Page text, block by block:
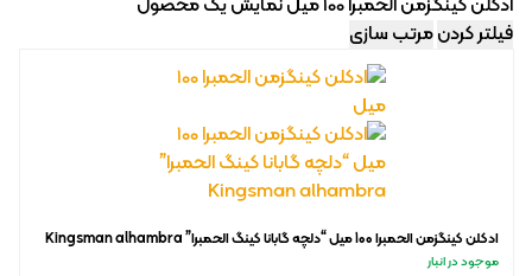
ادکلن کینگزمن الحمبرا 100 میل
نمایش یک محصول
فیلتر کردنمرتب سازی
ادکلن کینگزمن الحمبرا 100 میل “دلچه گابانا کینگ الحمبرا” Kingsman alhambra
موجود در انبار